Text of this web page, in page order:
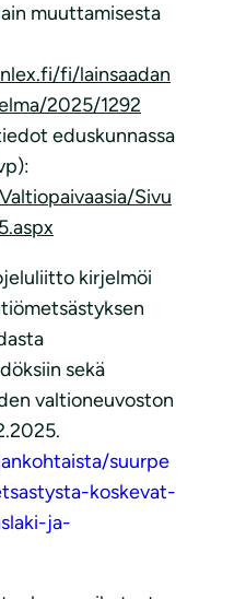
muuttamisesta
fi/lainsaadan
2025/1292
eduskunnassa
Sivu
kirjelmöi
sekä
valtioneuvoston
suurpe
koskevat-
ja-